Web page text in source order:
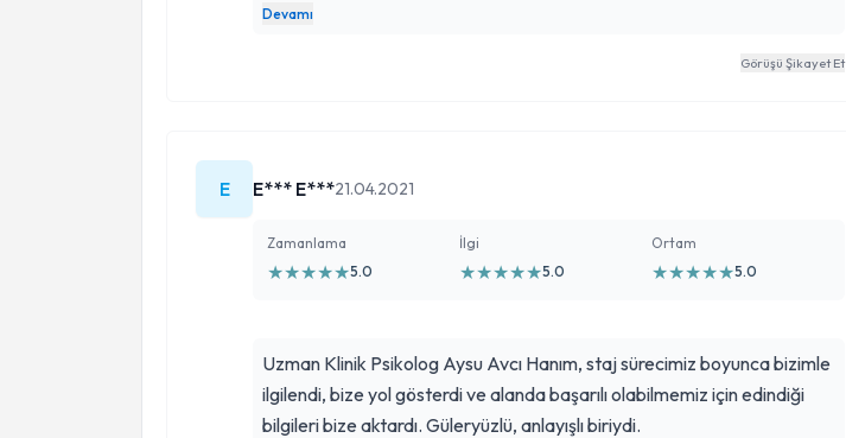
bizi yonlenlendirmesi sayesinde yasadigimiz sıkintilar da daha rahat
Devamı
Görüşü Şikayet Et
E E*** E***21.04.2021
Zamanlama
★★★★★5.0
İlgi
★★★★★5.0
Ortam
★★★★★5.0
Uzman Klinik Psikolog Aysu Avcı Hanım, staj sürecimiz boyunca bizimle
ilgilendi, bize yol gösterdi ve alanda başarılı olabilmemiz için edindiği
bilgileri bize aktardı. Güleryüzlü, anlayışlı biriydi.